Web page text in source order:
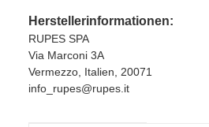
Herstellerinformationen:
RUPES SPA
Via Marconi 3A
Vermezzo, Italien, 20071
info_rupes@rupes.it